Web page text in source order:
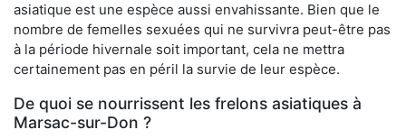
asiatique est une espèce aussi envahissante. Bien que le
nombre de femelles sexuées qui ne survivra peut-être pas
à la période hivernale soit important, cela ne mettra
certainement pas en péril la survie de leur espèce.
De quoi se nourrissent les frelons asiatiques à
Marsac-sur-Don ?